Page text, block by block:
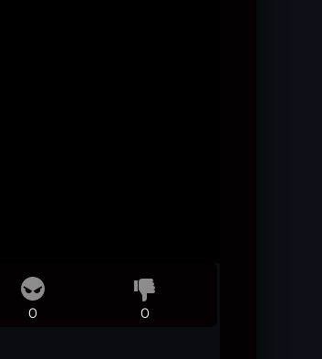
0 0